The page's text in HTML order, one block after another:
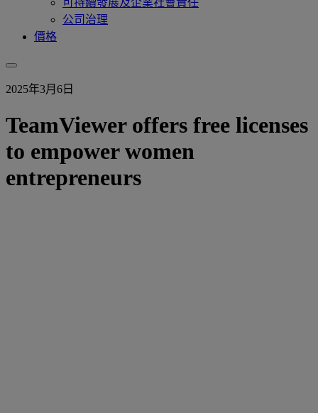
可持續發展及企業社會責任
公司治理
價格
2025年3月6日
TeamViewer offers free licenses
to empower women
entrepreneurs